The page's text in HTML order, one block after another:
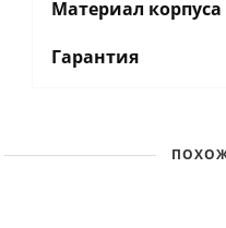
Материал корпуса
Гарантия